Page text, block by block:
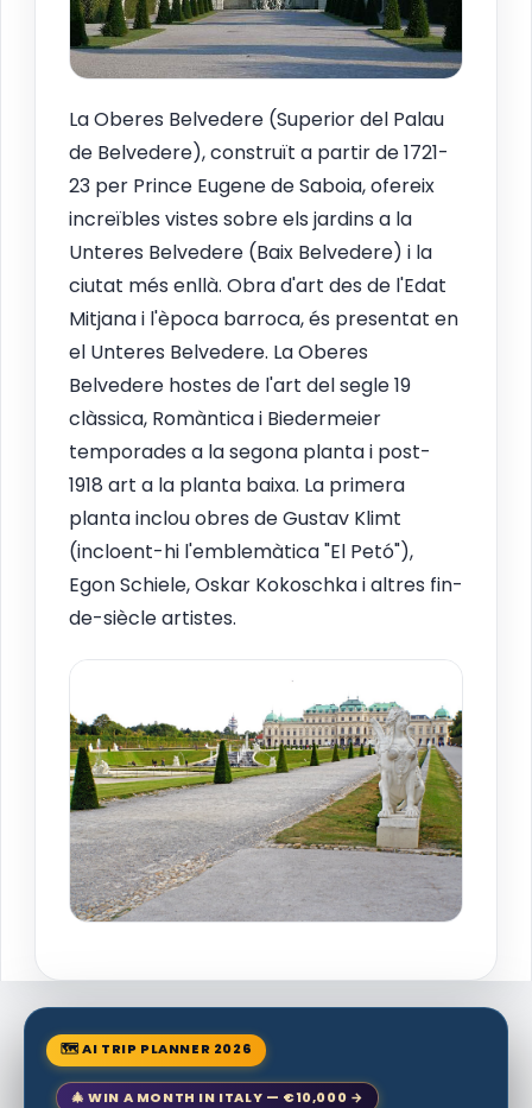
La Oberes Belvedere (Superior del Palau
de Belvedere), construït a partir de 1721-
23 per Prince Eugene de Saboia, ofereix
increïbles vistes sobre els jardins a la
Unteres Belvedere (Baix Belvedere) i la
ciutat més enllà. Obra d'art des de l'Edat
Mitjana i l'època barroca, és presentat en
el Unteres Belvedere. La Oberes
Belvedere hostes de l'art del segle 19
clàssica, Romàntica i Biedermeier
temporades a la segona planta i post-
1918 art a la planta baixa. La primera
planta inclou obres de Gustav Klimt
(incloent-hi l'emblemàtica "El Petó"),
Egon Schiele, Oskar Kokoschka i altres fin-
de-siècle artistes.
🗺 AI TRIP PLANNER 2026
🎄 WIN A MONTH IN ITALY — €10,000 →